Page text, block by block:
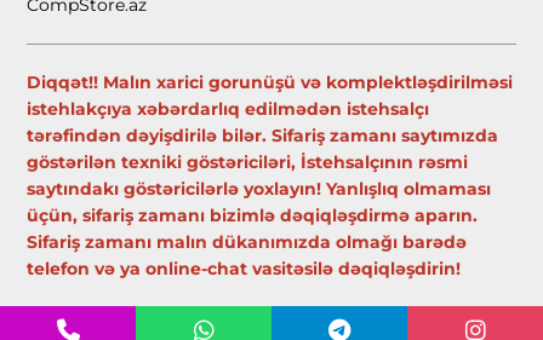
CompStore.az
Diqqət!! Malın xarici gorunüşü və komplektləşdirilməsi
istehlakçıya xəbərdarlıq edilmədən istehsalçı
tərəfindən dəyişdirilə bilər. Sifariş zamanı saytımızda
göstərilən texniki göstəriciləri, İstehsalçının rəsmi
saytındakı göstəricilərlə yoxlayın! Yanlışlıq olmaması
üçün, sifariş zamanı bizimlə dəqiqləşdirmə aparın.
Sifariş zamanı malın dükanımızda olmağı barədə
telefon və ya online-chat vasitəsilə dəqiqləşdirin!